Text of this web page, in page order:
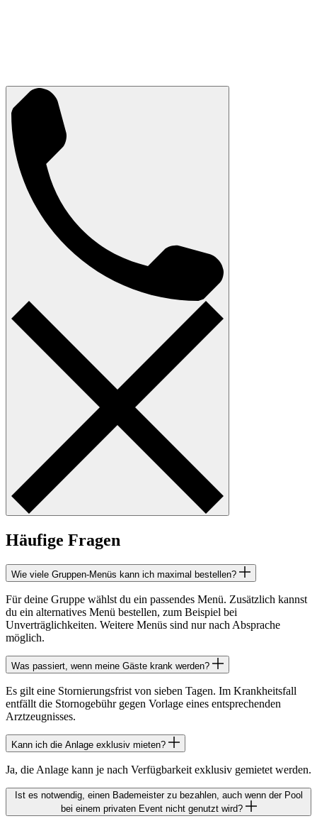
Häufige Fragen
Wie viele Gruppen-Menüs kann ich maximal bestellen?
Für deine Gruppe wählst du ein passendes Menü. Zusätzlich kannst
du ein alternatives Menü bestellen, zum Beispiel bei
Unverträglichkeiten. Weitere Menüs sind nur nach Absprache
möglich.
Was passiert, wenn meine Gäste krank werden?
Es gilt eine Stornierungsfrist von sieben Tagen. Im Krankheitsfall
entfällt die Stornogebühr gegen Vorlage eines entsprechenden
Arztzeugnisses.
Kann ich die Anlage exklusiv mieten?
Ja, die Anlage kann je nach Verfügbarkeit exklusiv gemietet werden.
Ist es notwendig, einen Bademeister zu bezahlen, auch wenn der Pool
bei einem privaten Event nicht genutzt wird?